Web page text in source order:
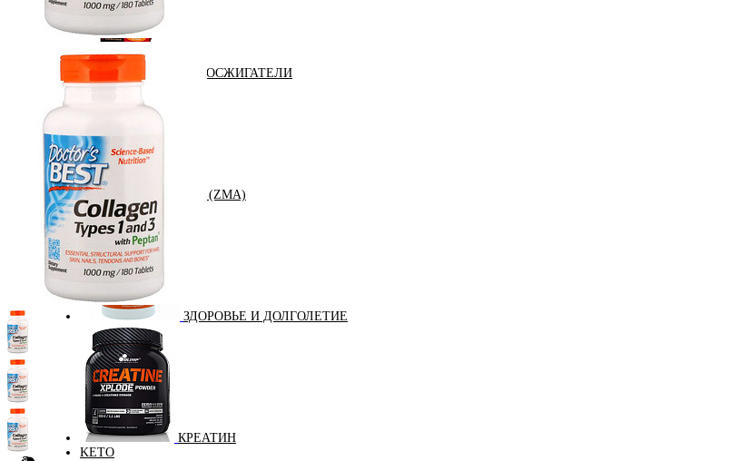
ЖИРОСЖИГАТЕЛИ
ЗМА (ZMA)
ЗДОРОВЬЕ И ДОЛГОЛЕТИЕ
КРЕАТИН
KETO